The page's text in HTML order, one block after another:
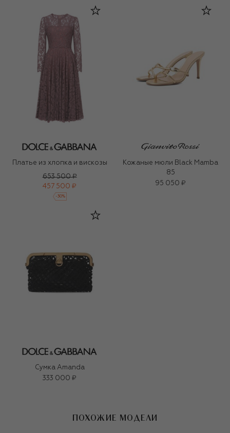
Платье из хлопка и вискозы
653 500 ₽
457 500 ₽
-30%
Кожаные мюли Black Mamba
85
95 050 ₽
Сумка Amanda
333 000 ₽
ПОХОЖИЕ МОДЕЛИ